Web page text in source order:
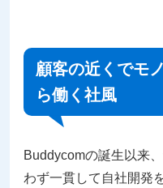
顧客の近くでモ
ら働く社風
Buddycomの誕生以来
わず一貫して自社開発